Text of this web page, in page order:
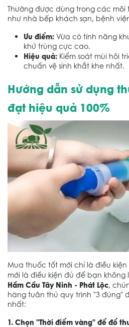
Thường được dùng trong các môi
như nhà bếp khách sạn, bệnh
Ưu điểm: Vừa có tính năng
khử trùng cực cao.
Hiệu quả: Kiểm soát mùi hôi
chuẩn vệ sinh khắt khe nhất.
Hướng dẫn sử dụng
đạt hiệu quả 100%
Mua thuốc tốt mới chỉ là điều
mới là điều kiện đủ để bạn không
Hầm Cầu Tây Ninh - Phát Lộc,
hàng tuân thủ quy trình "3 đúng"
nhất:
1. Chọn "Thời điểm vàng" để đổ